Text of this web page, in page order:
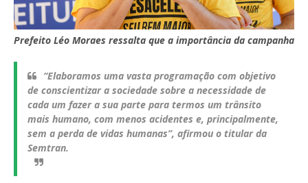
Prefeito Léo Moraes ressalta que a importância da campanha
“Elaboramos uma vasta programação com objetivo
de conscientizar a sociedade sobre a necessidade de
cada um fazer a sua parte para termos um trânsito
mais humano, com menos acidentes e, principalmente,
sem a perda de vidas humanas”, afirmou o titular da
Semtran.